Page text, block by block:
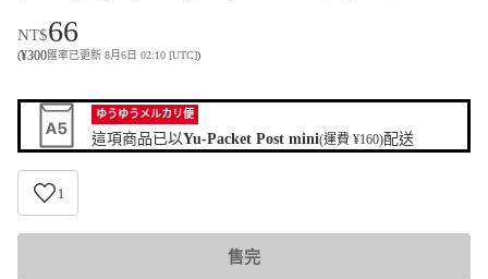
NT$66
(¥300匯率已更新 8月6日 02:10 [UTC])
ゆうゆうメルカリ便
這項商品已以Yu-Packet Post mini(運費 ¥160)配送
1
售完